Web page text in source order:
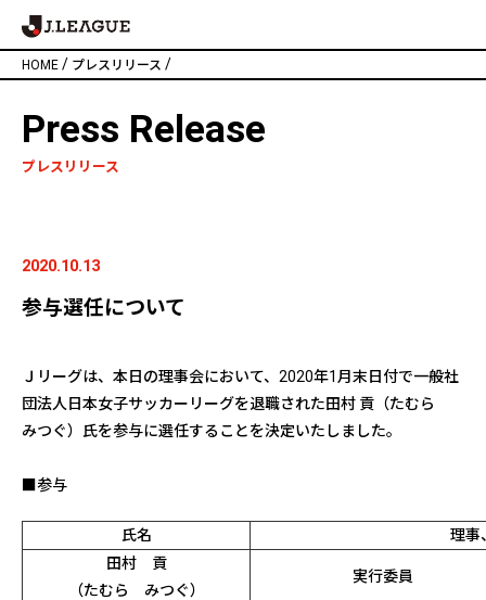
HOME / プレスリリース /
Press Release
プレスリリース
2020.10.13
参与選任について
Ｊリーグは、本日の理事会において、2020年1月末日付で一般社
団法人日本女子サッカーリーグを退職された田村 貢（たむら
みつぐ）氏を参与に選任することを決定いたしました。
■参与
氏名
理事
田村 貢
（たむら みつぐ）
実行委員